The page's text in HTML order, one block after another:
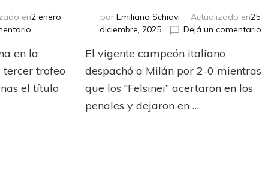
en2 enero,
de
Italia:
cerró
en la
tercer trofeo
el título
porEmiliano Schiavi Actualizado en25
diciembre, 2025
Dejá un comentarioen
Italia:
El vigente campeón italiano
despachó a Milán por 2-0 mientras
que los “Felsinei” acertaron en los
penales y dejaron en …